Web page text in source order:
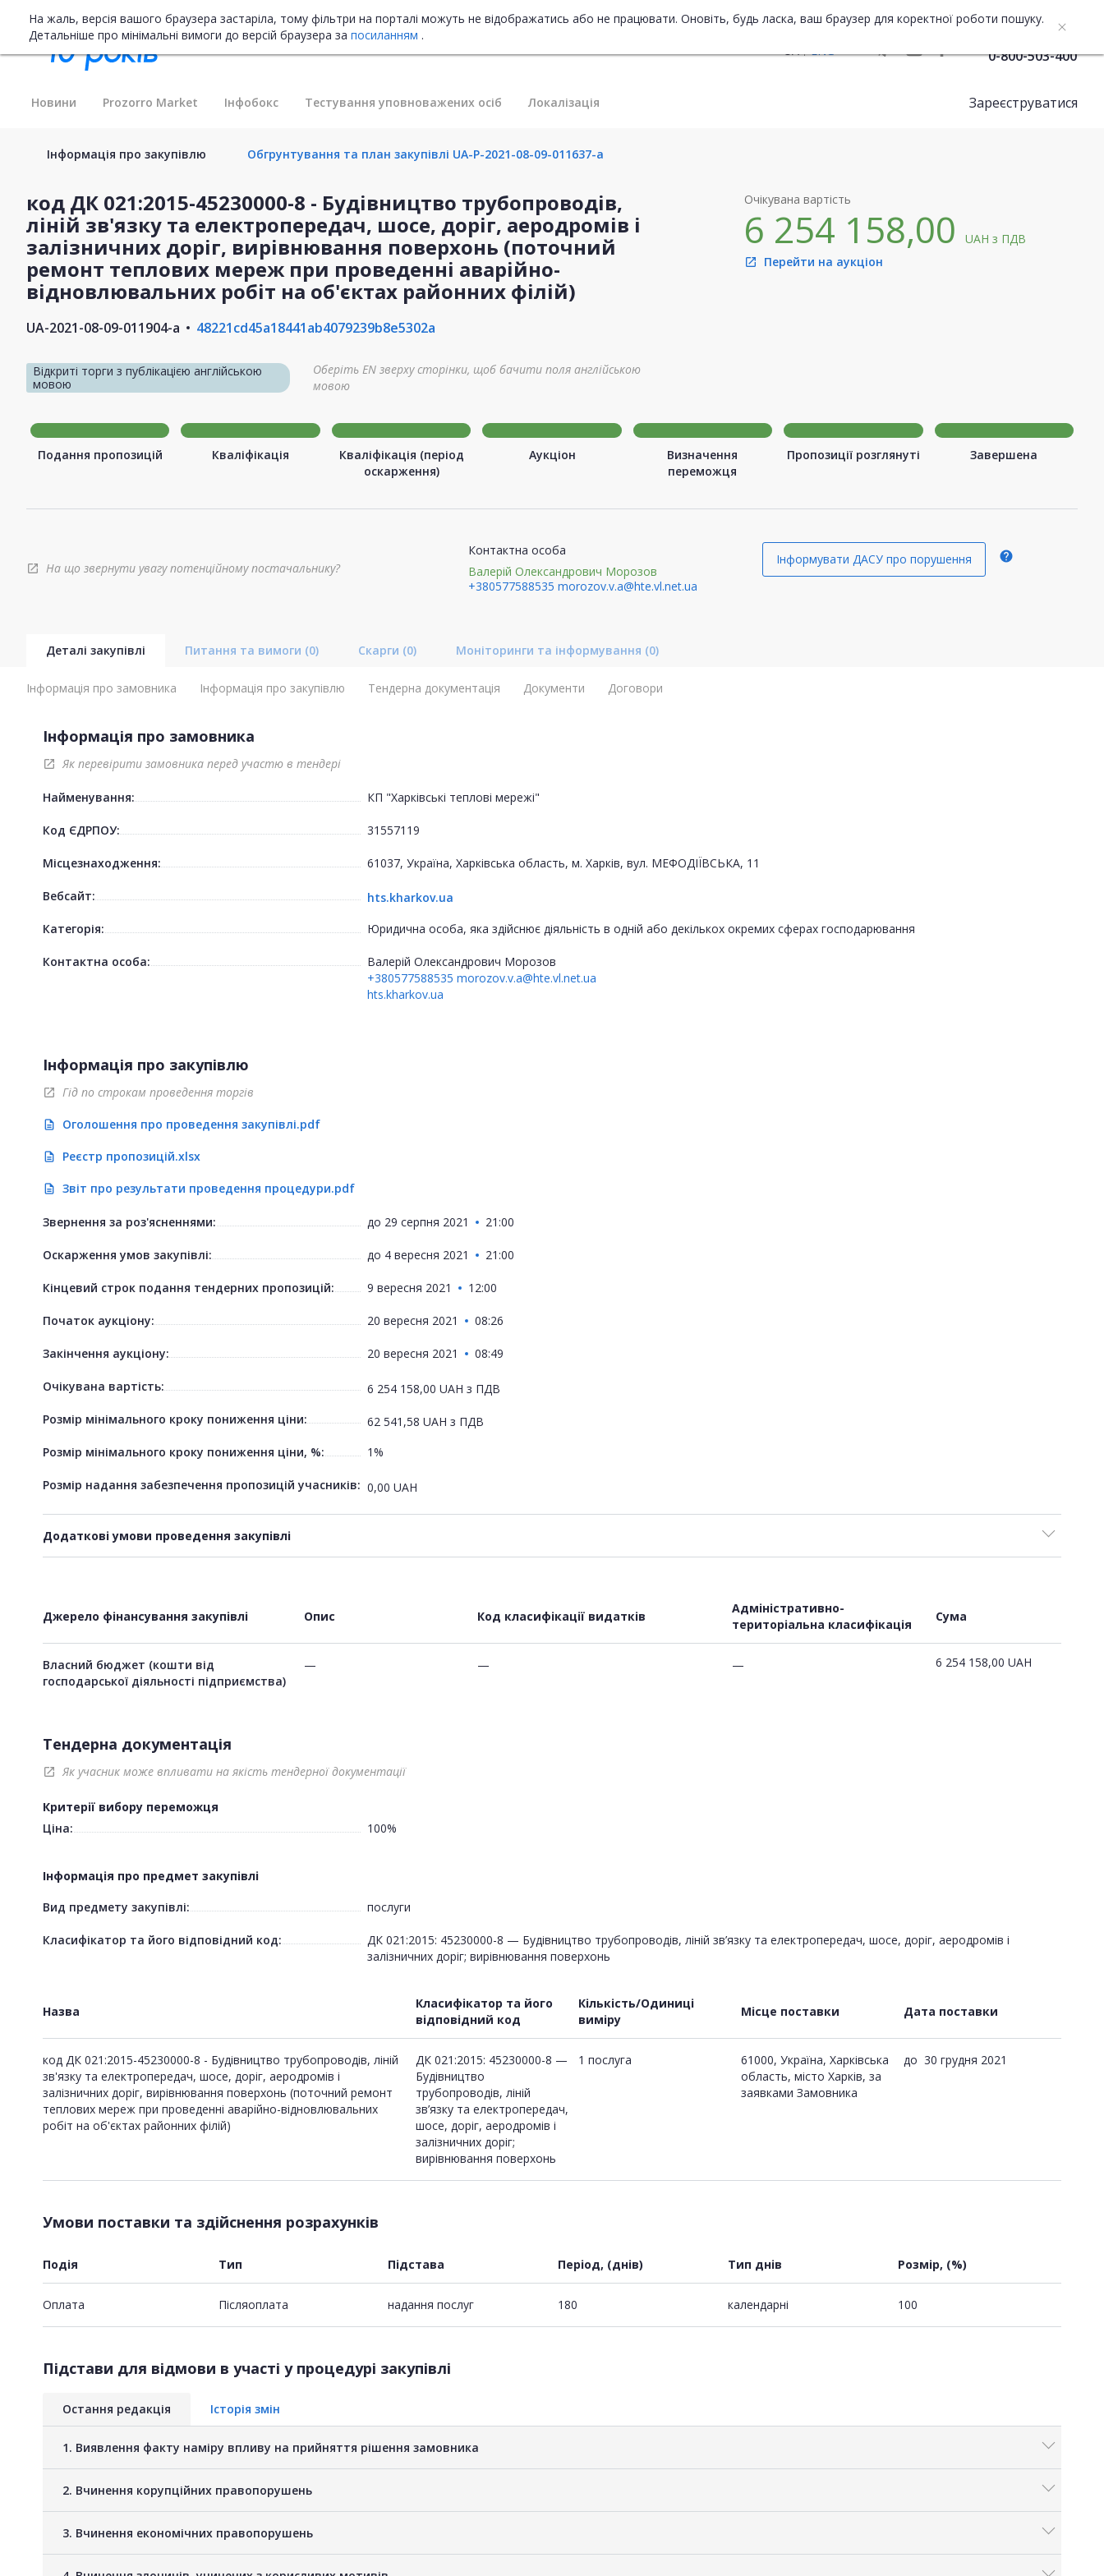
На жаль, версія вашого браузера застаріла, тому фільтри на порталі можуть не відображатись або не працювати. Оновіть, будь ласка, ваш браузер для коректної роботи пошуку.
Детальніше про мінімальні вимоги до версій браузера за посиланням .
UA
ENG 0-800-503-400
Новини Prozorro Market Інфобокс Тестування уповноважених осіб Локалізація Зареєструватися
Інформація про закупівлю Обгрунтування та план закупівлі UA-P-2021-08-09-011637-a
код ДК 021:2015-45230000-8 - Будівництво трубопроводів,
ліній зв'язку та електропередач, шосе, доріг, аеродромів і
залізничних доріг, вирівнювання поверхонь (поточний
ремонт теплових мереж при проведенні аварійно-
відновлювальних робіт на об'єктах районних філій)
UA-2021-08-09-011904-a 48221cd45a18441ab4079239b8e5302a
Відкриті торги з публікацією англійською
мовою
Оберіть EN зверху сторінки, щоб бачити поля англійською
мовою
Очікувана вартість
6 254 158,00UAHз ПДВ
open_in_new Перейти на аукціон
Подання пропозицій Кваліфікація
Кваліфікація (період
оскарження)
Аукціон
Визначення
переможця
Пропозиції розглянуті Завершена
open_in_new На що звернути увагу потенційному постачальнику?
Контактна особа
Валерій Олександрович Морозов
+380577588535 morozov.v.a@hte.vl.net.ua
Інформувати ДАСУ про порушення help
Деталі закупівлі Питання та вимоги (0) Скарги (0) Моніторинги та інформування (0)
Інформація про замовника Інформація про закупівлю Тендерна документація Документи Договори
Інформація про замовника
open_in_new Як перевірити замовника перед участю в тендері
Найменування: КП "Харківські теплові мережі"
Код ЄДРПОУ: 31557119
Місцезнаходження: 61037, Україна, Харківська область, м. Харків, вул. МЕФОДІЇВСЬКА, 11
Вебсайт:
hts.kharkov.ua
Категорія:
Юридична особа, яка здійснює діяльність в одній або декількох окремих сферах господарювання
Контактна особа:
Валерій Олександрович Морозов
+380577588535 morozov.v.a@hte.vl.net.ua
hts.kharkov.ua
Інформація про закупівлю
open_in_new Гід по строкам проведення торгів
description Оголошення про проведення закупівлі.pdf
description Реєстр пропозицій.xlsx
description Звіт про результати проведення процедури.pdf
Звернення за роз'ясненнями: до 29 серпня 2021 21:00
Оскарження умов закупівлі: до 4 вересня 2021 21:00
Кінцевий строк подання тендерних пропозицій: 9 вересня 2021 12:00
Початок аукціону: 20 вересня 2021 08:26
Закінчення аукціону: 20 вересня 2021 08:49
Очікувана вартість: 6 254 158,00 UAH з ПДВ
Розмір мінімального кроку пониження ціни:
62 541,58 UAH з ПДВ
Розмір мінімального кроку пониження ціни, %:
1%
Розмір надання забезпечення пропозицій учасників: 0,00 UAH
Додаткові умови проведення закупівлі
Джерело фінансування закупівлі Опис Код класифікації видатків
Адміністративно-
територіальна класифікація
Сума
Власний бюджет (кошти від
господарської діяльності підприємства)
— — — 6 254 158,00 UAH
Тендерна документація
open_in_new Як учасник може впливати на якість тендерної документації
Критерії вибору переможця
Ціна:
100%
Інформація про предмет закупівлі
Вид предмету закупівлі:
послуги
Класифікатор та його відповідний код:
ДК 021:2015: 45230000-8 — Будівництво трубопроводів, ліній зв’язку та електропередач, шосе, доріг, аеродромів і
залізничних доріг; вирівнювання поверхонь
Назва
Класифікатор та його
відповідний код
Кількість/Одиниці
виміру
Місце поставки Дата поставки
код ДК 021:2015-45230000-8 - Будівництво трубопроводів, ліній
зв'язку та електропередач, шосе, доріг, аеродромів і
залізничних доріг, вирівнювання поверхонь (поточний ремонт
теплових мереж при проведенні аварійно-відновлювальних
робіт на об'єктах районних філій)
ДК 021:2015: 45230000-8 —
Будівництво
трубопроводів, ліній
зв’язку та електропередач,
шосе, доріг, аеродромів і
залізничних доріг;
вирівнювання поверхонь
1 послуга
61000, Україна, Харківська
область, місто Харків, за
заявками Замовника
до 30 грудня 2021
Умови поставки та здійснення розрахунків
Подія Тип Підстава Період, (днів) Тип днів Розмір, (%)
Оплата Пiсляоплата надання послуг 180 календарні 100
Підстави для відмови в участі у процедурі закупівлі
Остання редакція Історія змін
1. Виявлення факту наміру впливу на прийняття рішення замовника
2. Вчинення корупційних правопорушень
3. Вчинення економічних правопорушень